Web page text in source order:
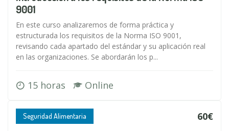
9001
En este curso analizaremos de forma práctica y
estructurada los requisitos de la Norma ISO 9001,
revisando cada apartado del estándar y su aplicación real
en las organizaciones. Se abordarán los p...
15 horas Online
Seguridad Alimentaria 60€